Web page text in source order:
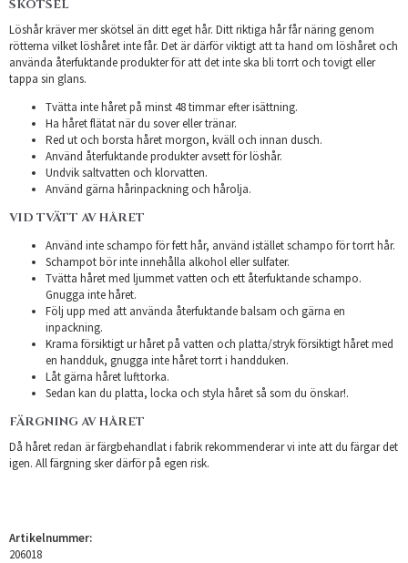
SKÖTSEL
Löshår kräver mer skötsel än ditt eget hår. Ditt riktiga hår får näring genom
rötterna vilket löshåret inte får. Det är därför viktigt att ta hand om löshåret och
använda återfuktande produkter för att det inte ska bli torrt och tovigt eller
tappa sin glans.
Tvätta inte håret på minst 48 timmar efter isättning.
Ha håret flätat när du sover eller tränar.
Red ut och borsta håret morgon, kväll och innan dusch.
Använd återfuktande produkter avsett för löshår.
Undvik saltvatten och klorvatten.
Använd gärna hårinpackning och hårolja.
VID TVÄTT AV HÅRET
Använd inte schampo för fett hår, använd istället schampo för torrt hår.
Schampot bör inte innehålla alkohol eller sulfater.
Tvätta håret med ljummet vatten och ett återfuktande schampo.
Gnugga inte håret.
Följ upp med att använda återfuktande balsam och gärna en
inpackning.
Krama försiktigt ur håret på vatten och platta/stryk försiktigt håret med
en handduk, gnugga inte håret torrt i handduken.
Låt gärna håret lufttorka.
Sedan kan du platta, locka och styla håret så som du önskar!.
FÄRGNING AV HÅRET
Då håret redan är färgbehandlat i fabrik rekommenderar vi inte att du färgar det
igen. All färgning sker därför på egen risk.
Artikelnummer:
206018